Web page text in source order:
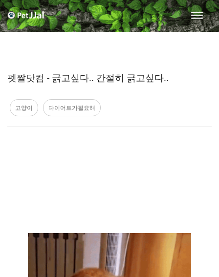
펫짤닷컴 - 긁고싶다.. 간절히 긁고싶다..
고양이 다이어트가필요해